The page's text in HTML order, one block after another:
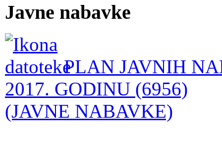
Javne nabavke
PLAN JAVNIH
2017. GODINU (6956)
(JAVNE NABAVKE)